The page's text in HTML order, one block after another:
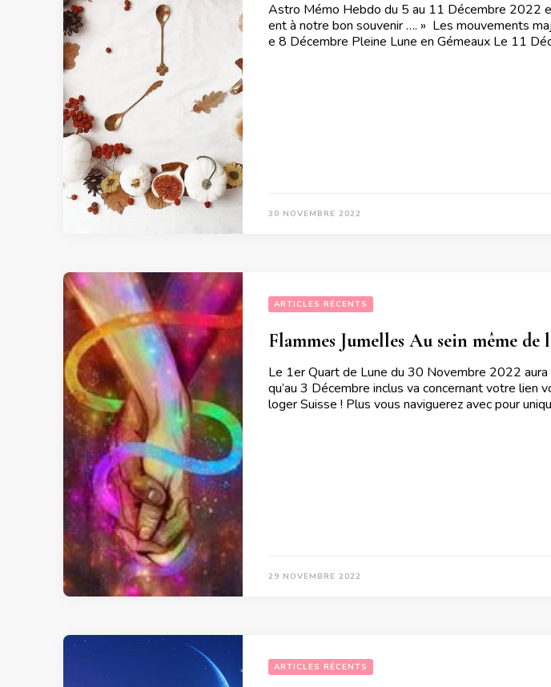
Astro Mémo Hebdo du 5 au 11 Décembre 2022
ent à notre bon souvenir …. » Les mouvements
e 8 Décembre Pleine Lune en Gémeaux Le 11
30 NOVEMBRE 2022
ARTICLES RÉCENTS
Flammes Jumelles Au sein même
Le 1er Quart de Lune du 30 Novembre 2022
qu’au 3 Décembre inclus va concernant votre lien
loger Suisse ! Plus vous naviguerez avec pour
29 NOVEMBRE 2022
ARTICLES RÉCENTS